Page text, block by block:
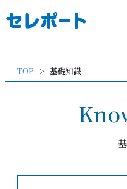
内
TOP 基礎知識